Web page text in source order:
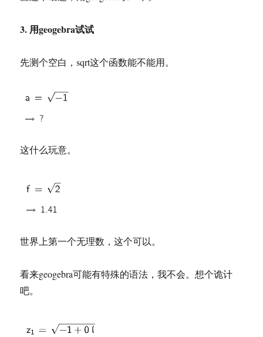
3. 用geogebra试试
先测个空白，sqrt这个函数能不能用。
这什么玩意。
世界上第一个无理数，这个可以。
看来geogebra可能有特殊的语法，我不会。想个诡计
吧。